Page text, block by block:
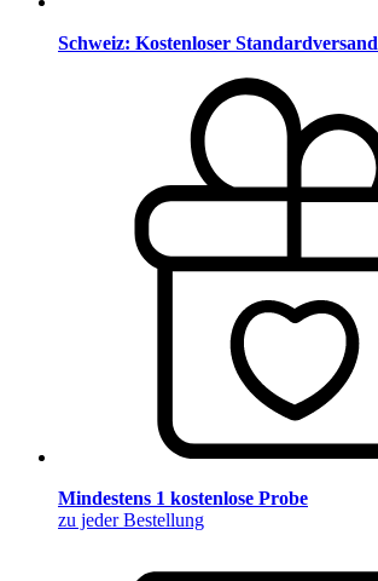
Schweiz: Kostenloser Standardversand
Mindestens 1 kostenlose Probe
zu jeder Bestellung